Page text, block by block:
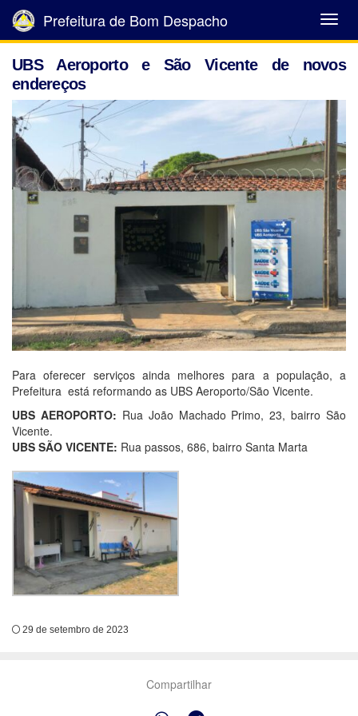
Abrir
Menu
Prefeitura de Bom Despacho
UBS Aeroporto e São Vicente de novos
endereços
Para oferecer serviços ainda melhores para a população, a
Prefeitura está reformando as UBS Aeroporto/São Vicente.
UBS AEROPORTO: Rua João Machado Primo, 23, bairro São
Vicente.
UBS SÃO VICENTE: Rua passos, 686, bairro Santa Marta
29 de setembro de 2023
Compartilhar